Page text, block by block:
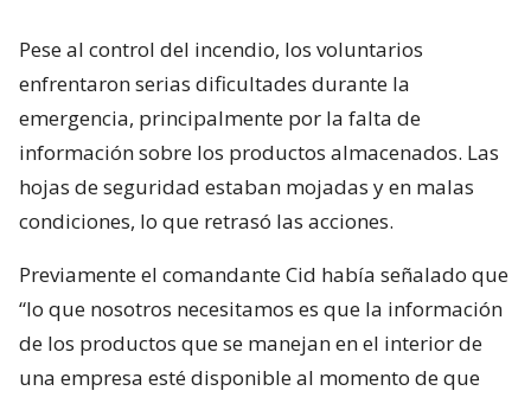
Pese al control del incendio, los voluntarios
enfrentaron serias dificultades durante la
emergencia, principalmente por la falta de
información sobre los productos almacenados. Las
hojas de seguridad estaban mojadas y en malas
condiciones, lo que retrasó las acciones.
Previamente el comandante Cid había señalado que
“lo que nosotros necesitamos es que la información
de los productos que se manejan en el interior de
una empresa esté disponible al momento de que